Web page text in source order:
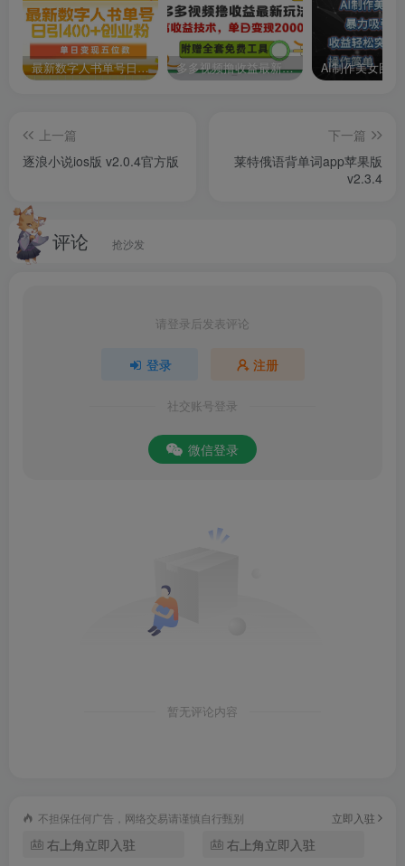
多，倍受广大消费者的好评。本次小编为广大网友带来的是
肯德基app苹果版，它是运行在ios平台上的一款手机客户
端，用户通过它可以第一时间获得各种优惠券，以及手机订
餐服务，还可以查看当地活动、附近的肯德基餐厅，以及免
费使用wifi网络。值得一提的是，该软件特别为宝妈们准备了
亲子乐园玩法，孩子可以在这里学习知识点，众多亲子互动
1、WOW会员：消费赠K金，好礼兑不停！专享优惠券，吃
喝玩乐、衣食住行，有K金统统搞定！超惊喜！
4、礼品卡：肯德基礼品卡，实在礼物超贴心！扫一扫快速支
当地活动：第一时间获知当地活动，抢限量版礼物神器
最新数字人书单号日400+创业粉，单日变现五位数，市面卖5980附软件和详… 多多视频撸收益最新玩法，高收益技术，单日变现2000+，附赠全套技术资料
上一篇
逐浪小说ios版 v2.0.4官方版
下一篇
莱特俄语背单词app苹果版
v2.3.4
评论 抢沙发
请登录后发表评论
登录 注册
社交账号登录
微信登录
暂无评论内容
不担保任何广告，网络交易请谨慎自行甄别 立即入驻
右上角立即入驻 右上角立即入驻